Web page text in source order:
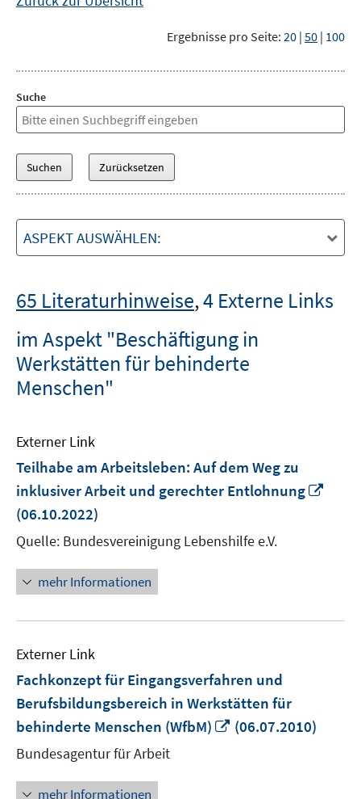
Ergebnisse pro Seite: 20 | 50 | 100
Suche
ASPEKT AUSWÄHLEN:
65 Literaturhinweise,4 Externe Links
im Aspekt "Beschäftigung in
Werkstätten für behinderte
Menschen"
Externer Link
Teilhabe am Arbeitsleben: Auf dem Weg zu
inklusiver Arbeit und gerechter Entlohnung
(06.10.2022)
Quelle: Bundesvereinigung Lebenshilfe e.V.
mehr Informationen
Externer Link
Fachkonzept für Eingangsverfahren und
Berufsbildungsbereich in Werkstätten für
behinderte Menschen (WfbM)
In
(06.07.2010)
Bundesagentur für Arbeit
mehr Informationen